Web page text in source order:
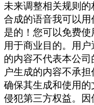
未来调整相关规则的
合成的语音我可以用
是的！您可以免费
用于商业目的。用
的内容不代表本公
户生成的内容不承
确保其生成和使用
侵犯第三方权益。